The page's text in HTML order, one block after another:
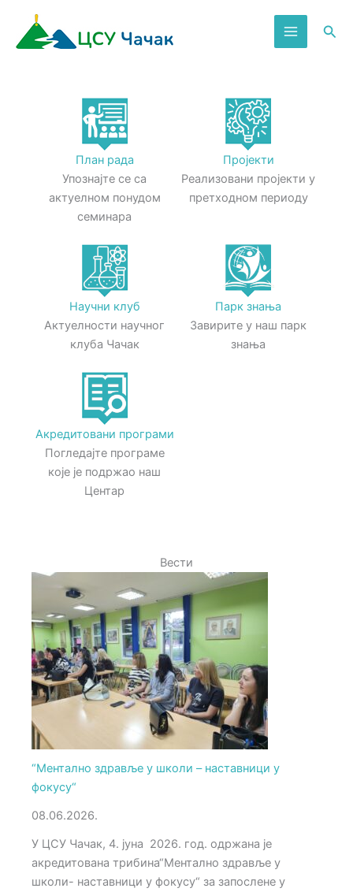
садржај
План рада
Упознајте се са
актуелном понудом
семинара
Пројекти
Реализовани пројекти у
претходном периоду
Научни клуб
Актуелности научног
клуба Чачак
Парк знања
Завирите у наш парк
знања
Акредитовани програми
Погледајте програме
које је подржао наш
Центар
Вести
“Ментално здравље у школи – наставници у
фокусу“
08.06.2026.
У ЦСУ Чачак, 4. јуна 2026. год. одржана је
акредитована трибина“Ментално здравље у
школи- наставници у фокусу“ за запослене у